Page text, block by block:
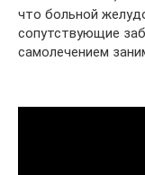
что больной
сопутствующие
самолечением